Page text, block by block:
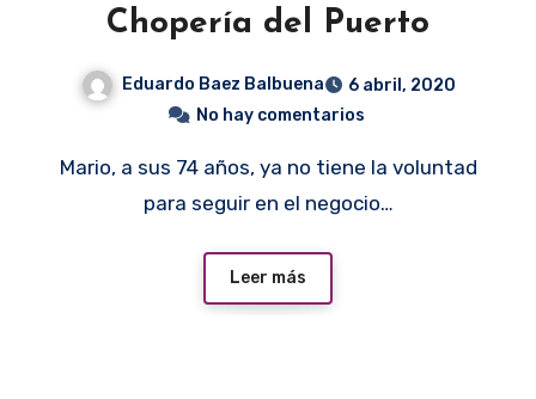
Chopería del Puerto
Eduardo Baez Balbuena
6 abril, 2020
No hay comentarios
Mario, a sus 74 años, ya no tiene la voluntad
para seguir en el negocio…
Leer más